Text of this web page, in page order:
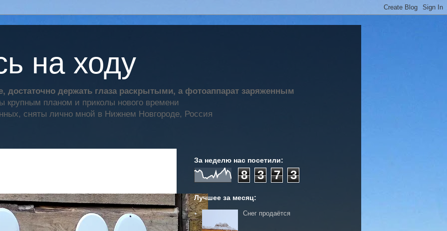
на ходу
достаточно держать глаза раскрытыми, а фотоаппарат заряженным
крупным планом и приколы нового времени
сняты лично мной в Нижнем Новгороде, Россия
За неделю нас посетили:
8 3 7 3
Лучшее за месяц:
Снег продаётся